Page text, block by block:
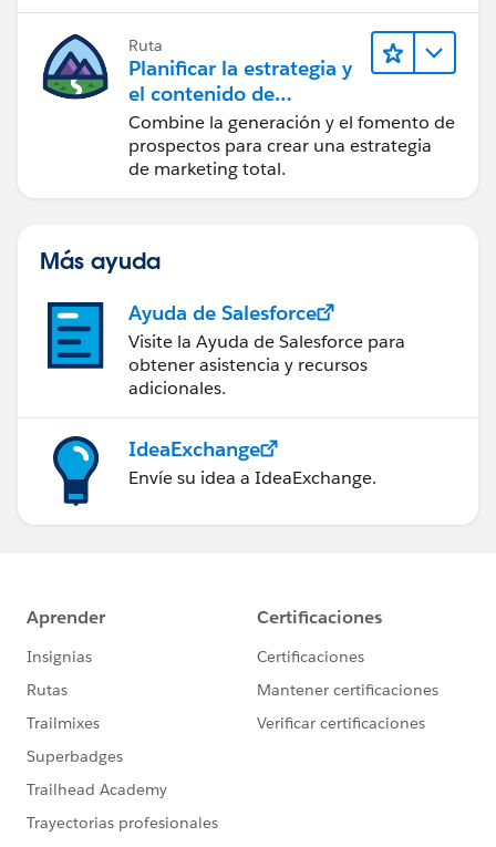
Ruta
Planificar la estrategia y
el contenido de
marketing con
Marketing Cloud
Account Engagement
Combine la generación y el fomento de
prospectos para crear una estrategia
de marketing total.
Más ayuda
Ayuda de Salesforce
Visite la Ayuda de Salesforce para
obtener asistencia y recursos
adicionales.
IdeaExchange
Envíe su idea a IdeaExchange.